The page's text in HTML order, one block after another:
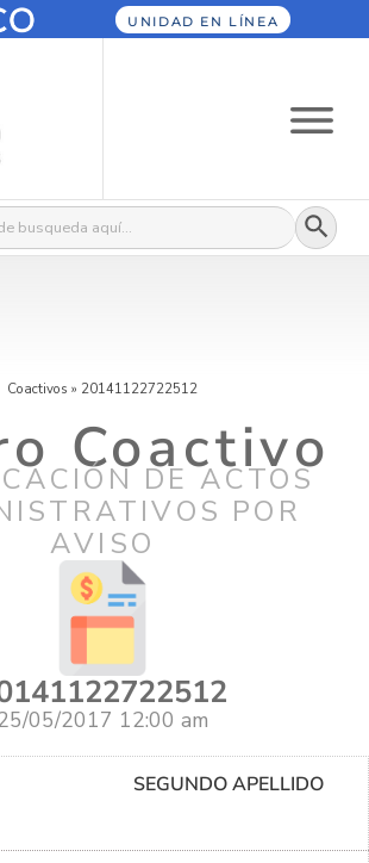
UNIDAD EN LÍNEA
Botón
Coactivos » 20141122722512
Coactivo
DE ACTOS
POR
AVISO
05/2017 12:00 am
SEGUNDO APELLIDO